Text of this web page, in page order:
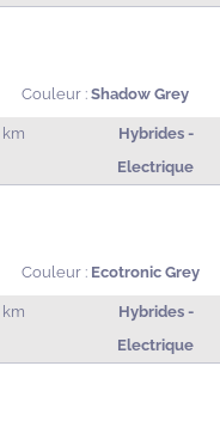
Couleur : Shadow Grey
km
Hybrides -
Electrique
Couleur : Ecotronic Grey
km
Hybrides -
Electrique